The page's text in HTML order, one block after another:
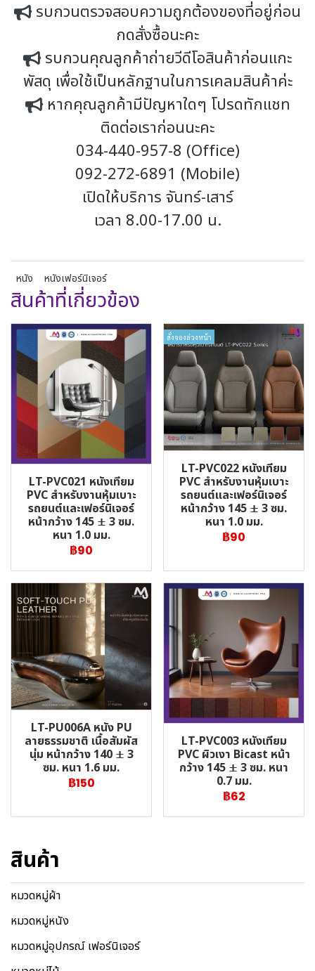
รบกวนตรวจสอบความถูกต้องของที่อยู่ก่อน
กดสั่งซื้อนะคะ
รบกวนคุณลูกค้าถ่ายวีดีโอสินค้าก่อนแกะ
พัสดุ เพื่อใช้เป็นหลักฐานในการเคลมสินค้าค่ะ
หากคุณลูกค้ามีปัญหาใดๆ โปรดทักแชท
ติดต่อเราก่อนนะคะ
034-440-957-8 (Office)
092-272-6891 (Mobile)
เปิดให้บริการ จันทร์-เสาร์
เวลา 8.00-17.00 น.
หนัง หนังเฟอร์นิเจอร์
สินค้าที่เกี่ยวข้อง
LT-PVC021 หนังเทียม
PVC สำหรับงานหุ้มเบาะ
รถยนต์และเฟอร์นิเจอร์
หน้ากว้าง 145 ± 3 ซม.
หนา 1.0 มม.
฿90
สั่งจองล่วงหน้า
LT-PVC022 หนังเทียม
PVC สำหรับงานหุ้มเบาะ
รถยนต์และเฟอร์นิเจอร์
หน้ากว้าง 145 ± 3 ซม.
หนา 1.0 มม.
฿90
LT-PU006A หนัง PU
ลายธรรมชาติ เนื้อสัมผัส
นุ่ม หน้ากว้าง 140 ± 3
ซม. หนา 1.6 มม.
฿150
LT-PVC003 หนังเทียม
PVC ผิวเงา Bicast หน้า
กว้าง 145 ± 3 ซม. หนา
0.7 มม.
฿62
สินค้า
หมวดหมู่ผ้า
หมวดหมู่หนัง
หมวดหมู่อุปกรณ์ เฟอร์นิเจอร์